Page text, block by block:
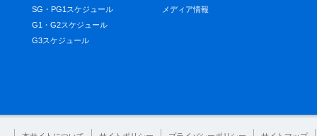
SG・PG1スケジュール
G1・G2スケジュール
G3スケジュール
メディア情報